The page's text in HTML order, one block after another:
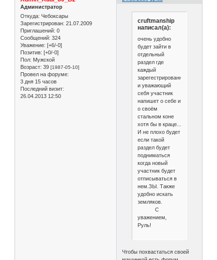
Администратор
Откуда: Чебоксары
Зарегистрирован: 21.07.2009
Приглашений: 0
Сообщений: 324
Уважение: [+6/-0]
Позитив: [+0/-0]
Пол: Мужской
Возраст: 39 [1987-05-10]
Провел на форуме:
3 дня 15 часов
Последний визит:
26.04.2013 12:50
cruftmanship
написал(а):
очень удобно
будет зайти в
отдельный
раздел где
каждый
зарегестрированный
и уважающий
себя участник
напишет о себе и
о своём
стальном коне
хотя бы в краце...
И не плохо будет
если такой
раздел будет
подниматься
когда новый
участник будет
отписываться в
нем.ЗЫ. Также
удобно искать
земляков.
С
уважением,
Руль!
Чтобы похвастаться своей